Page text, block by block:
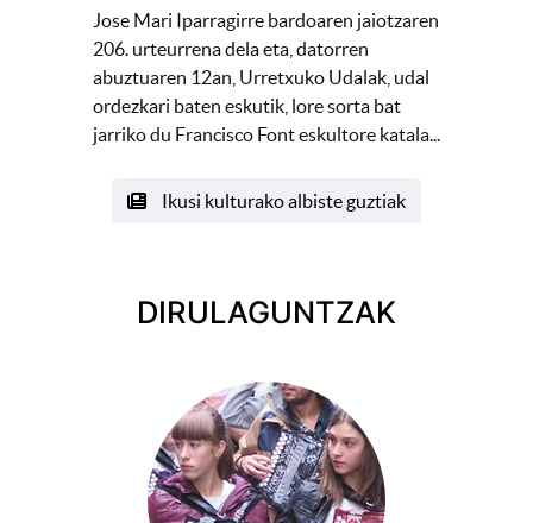
Jose Mari Iparragirre bardoaren jaiotzaren
206. urteurrena dela eta, datorren
abuztuaren 12an, Urretxuko Udalak, udal
ordezkari baten eskutik, lore sorta bat
jarriko du Francisco Font eskultore katala...
Ikusi kulturako albiste guztiak
DIRULAGUNTZAK